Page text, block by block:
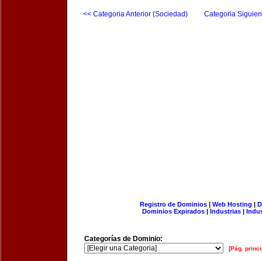
<< Categoria Anterior (Sociedad) Categoria
Registro de Dominios| Web Hosting |
Dominios Expirados | Industrias |
Categorías de Dominio:
[Pág.